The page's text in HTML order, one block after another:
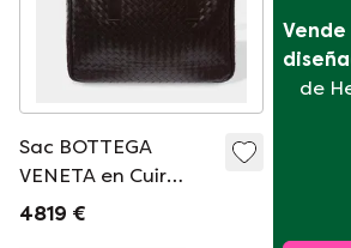
Sac BOTTEGA
VENETA en Cuir
Marron - 103625
4819 €
de